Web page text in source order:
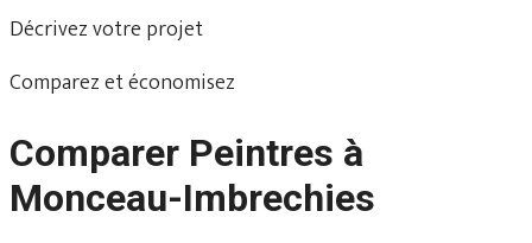
Décrivez votre projet
Comparez et économisez
Comparer Peintres à
Monceau-Imbrechies